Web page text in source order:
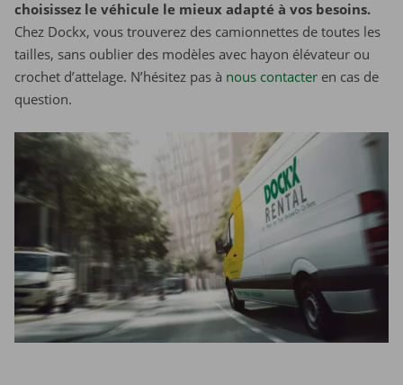
choisissez le véhicule le mieux adapté à vos besoins.
Chez Dockx, vous trouverez des camionnettes de toutes les
tailles, sans oublier des modèles avec hayon élévateur ou
crochet d’attelage. N’hésitez pas à nous contacter ​​​​​​​ en cas de
question.